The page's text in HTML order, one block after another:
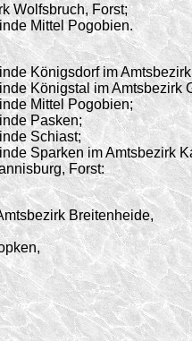
Wolfsbruch, Forst;
Mittel Pogobien.
Königsdorf im
Königstal im Amtsbezirk
Mittel Pogobien;
Pasken;
Schiast;
Sparken im Amtsbezirk
Forst:
Breitenheide,